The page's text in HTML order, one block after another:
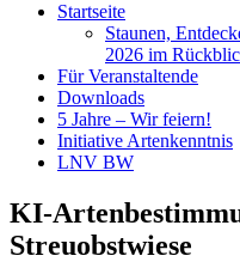
Startseite
Staunen,
2026 im
Für Veranstaltende
Downloads
5 Jahre – Wir feiern!
Initiative Artenkenntnis
LNV BW
KI-
Streuobstwiese